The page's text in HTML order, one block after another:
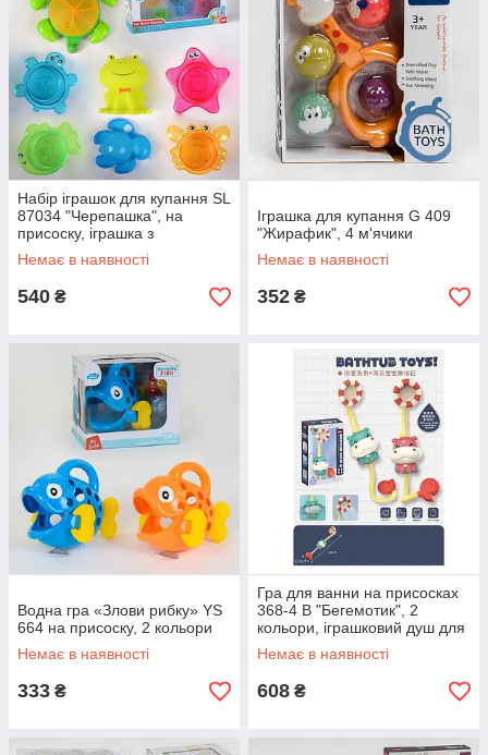
Набір іграшок для купання SL
87034 "Черепашка", на
присоску, іграшка з
пискавкою, 5 леєчок
Немає в наявності
540 ₴
Іграшка для купання G 409
"Жирафик", 4 м'ячики
Немає в наявності
352 ₴
Водна гра «Злови рибку» YS
664 на присоску, 2 кольори
Немає в наявності
333 ₴
Гра для ванни на присосках
368-4 B "Бегемотик", 2
кольори, іграшковий душ для
ванної
Немає в наявності
608 ₴